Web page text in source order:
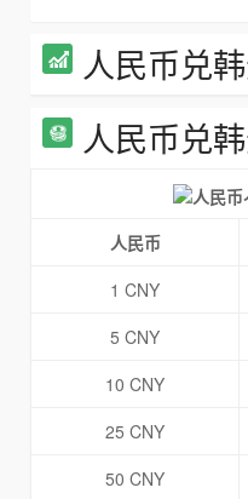
人民币兑
人民币兑
人民币
1 CNY
5 CNY
10 CNY
25 CNY
50 CNY